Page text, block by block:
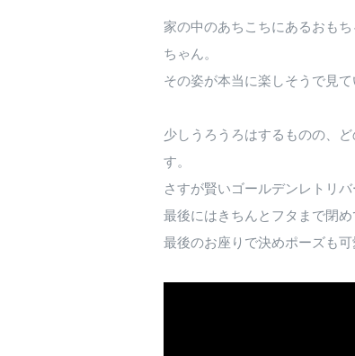
家の中のあちこちにあるおも
ちゃん。
その姿が本当に楽しそうで見
少しうろうろはするものの、
す。
さすが賢いゴールデンレトリバ
最後にはきちんとフタまで閉め
最後のお座りで決めポーズも可